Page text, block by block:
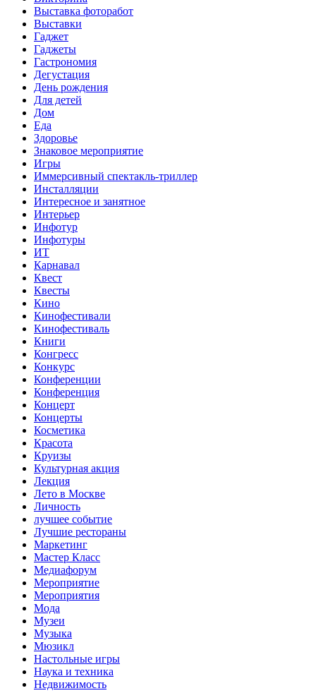
Выставка фоторабот
Выставки
Гаджет
Гаджеты
Гастрономия
Дегустация
День рождения
Для детей
Дом
Еда
Здоровье
Знаковое мероприятие
Игры
Иммерсивный спектакль-триллер
Инсталляции
Интересное и занятное
Интерьер
Инфотур
Инфотуры
ИТ
Карнавал
Квест
Квесты
Кино
Кинофестивали
Кинофестиваль
Книги
Конгресс
Конкурс
Конференции
Конференция
Концерт
Концерты
Косметика
Красота
Круизы
Культурная акция
Лекция
Лето в Москве
Личность
лучшее событие
Лучшие рестораны
Маркетинг
Мастер Класс
Медиафорум
Мероприятие
Мероприятия
Мода
Музеи
Музыка
Мюзикл
Настольные игры
Наука и техника
Недвижимость